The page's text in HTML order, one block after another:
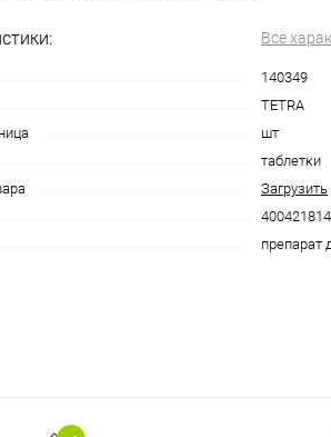
Все
140349
TETRA
шт
таблетки
Загрузить
препарат